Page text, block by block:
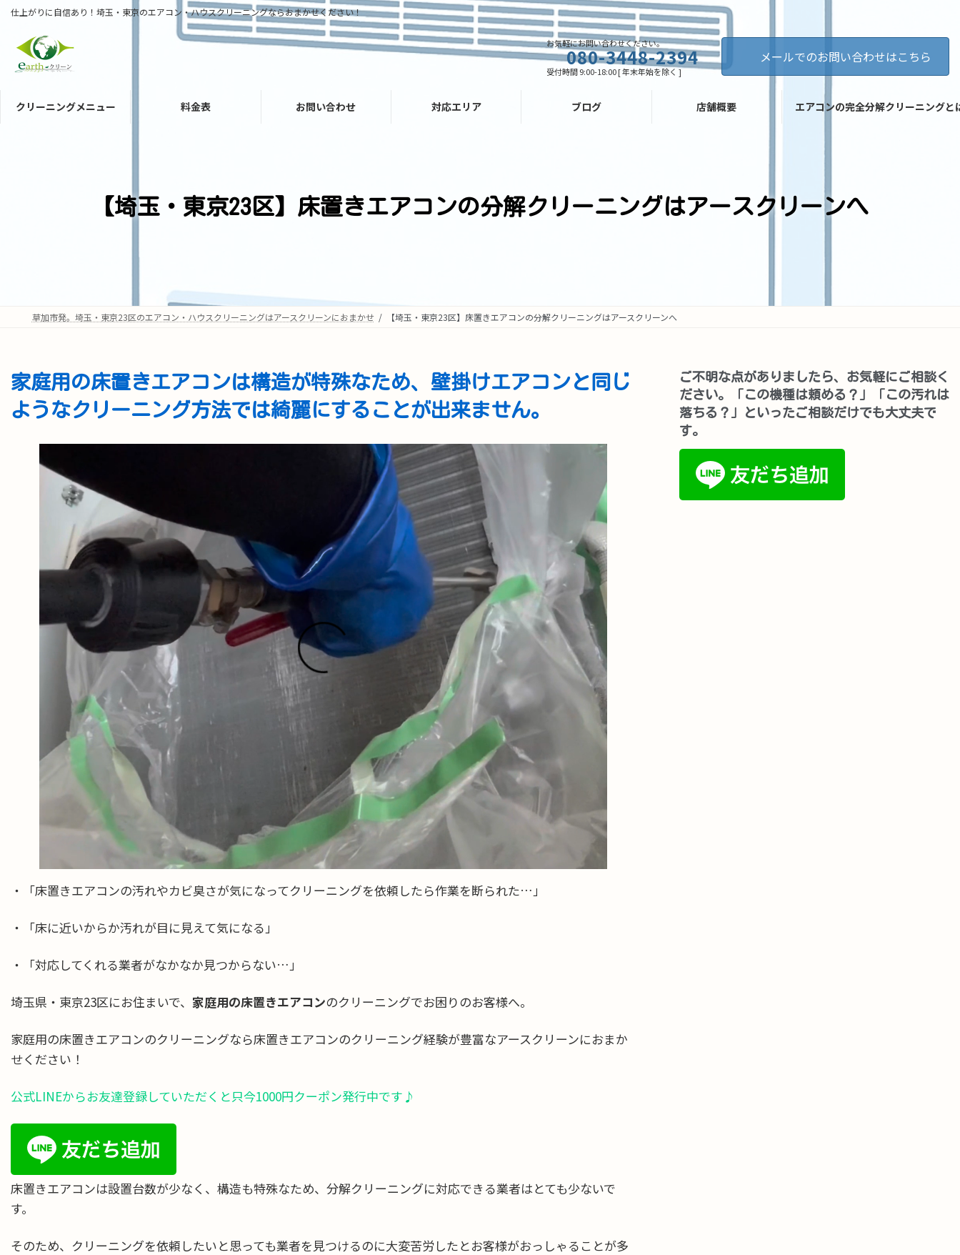
仕上がりに自信あり！埼玉・東京のエアコン・ハウスクリーニングならおまかせください！
お気軽にお問い合わせください。
080-3448-2394
受付時間 9:00-18:00 [ 年末年始を除く ]
メールでのお問い合わせはこちら
クリーニングメニュー 料金表 お問い合わせ 対応エリア ブログ 店舗概要 エアコンの完全分解クリーニングと
【埼玉・東京23区】床置きエアコンの分解クリーニングはアースクリーンへ
草加市発。埼玉・東京23区のエアコン・ハウスクリーニングはアースクリーンにおまかせ 【埼玉・東京23区】床置きエアコンの分解クリーニングはアースクリーンへ
家庭用の床置きエアコンは構造が特殊なため、壁掛けエアコンと同じ
ようなクリーニング方法では綺麗にすることが出来ません。
・「床置きエアコンの汚れやカビ臭さが気になってクリーニングを依頼したら作業を断られた…」
・「床に近いからか汚れが目に見えて気になる」
・「対応してくれる業者がなかなか見つからない…」
埼玉県・東京23区にお住まいで、 家庭用の床置きエアコンのクリーニングでお困りのお客様へ。
家庭用の床置きエアコンのクリーニングなら床置きエアコンのクリーニング経験が豊富なアースクリーンにおまか
せください！
公式LINEからお友達登録していただくと只今1000円クーポン発行中です♪
床置きエアコンは設置台数が少なく、構造も特殊なため、分解クリーニングに対応できる業者はとても少ないで
す。
そのため、クリーニングを依頼したいと思っても業者を見つけるのに大変苦労したとお客様がおっしゃることが多
ご不明な点がありましたら、お気軽にご相談く
ださい。「この機種は頼める？」「この汚れは
落ちる？」といったご相談だけでも大丈夫で
す。